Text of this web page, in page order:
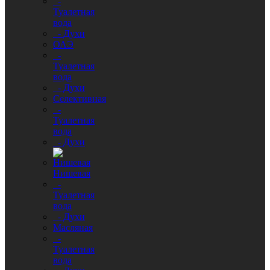
Туалетная
вода
- Духи
ОАЭ
-
Туалетная
вода
- Духи
Селективная
-
Туалетная
вода
- Духи
Нишевая
-
Туалетная
вода
- Духи
Масляная
-
Туалетная
вода